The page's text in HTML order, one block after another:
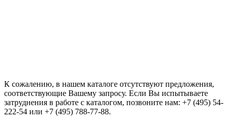
К сожалению, в нашем каталоге отсутствуют предложения,
соответствующие Вашему запросу. Если Вы испытываете
затруднения в работе с каталогом, позвоните нам: +7 (495) 54-
222-54 или +7 (495) 788-77-88.